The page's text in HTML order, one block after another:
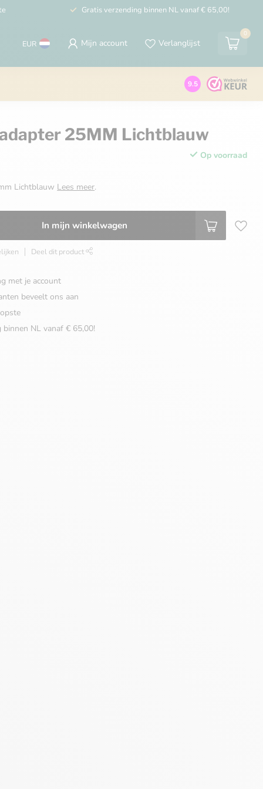
Gratis verzending binnen NL vanaf € 65,00!
EUR Mijn account Verlanglijst
0
9.5
25MM Lichtblauw
Op voorraad
Lichtblauw Lees meer.
In mijn winkelwagen
Deel dit product
met je account
beveelt ons aan
binnen NL vanaf € 65,00!